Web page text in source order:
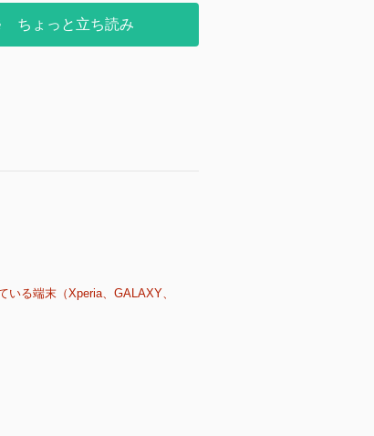
ちょっと立ち読み
る端末（Xperia、GALAXY、